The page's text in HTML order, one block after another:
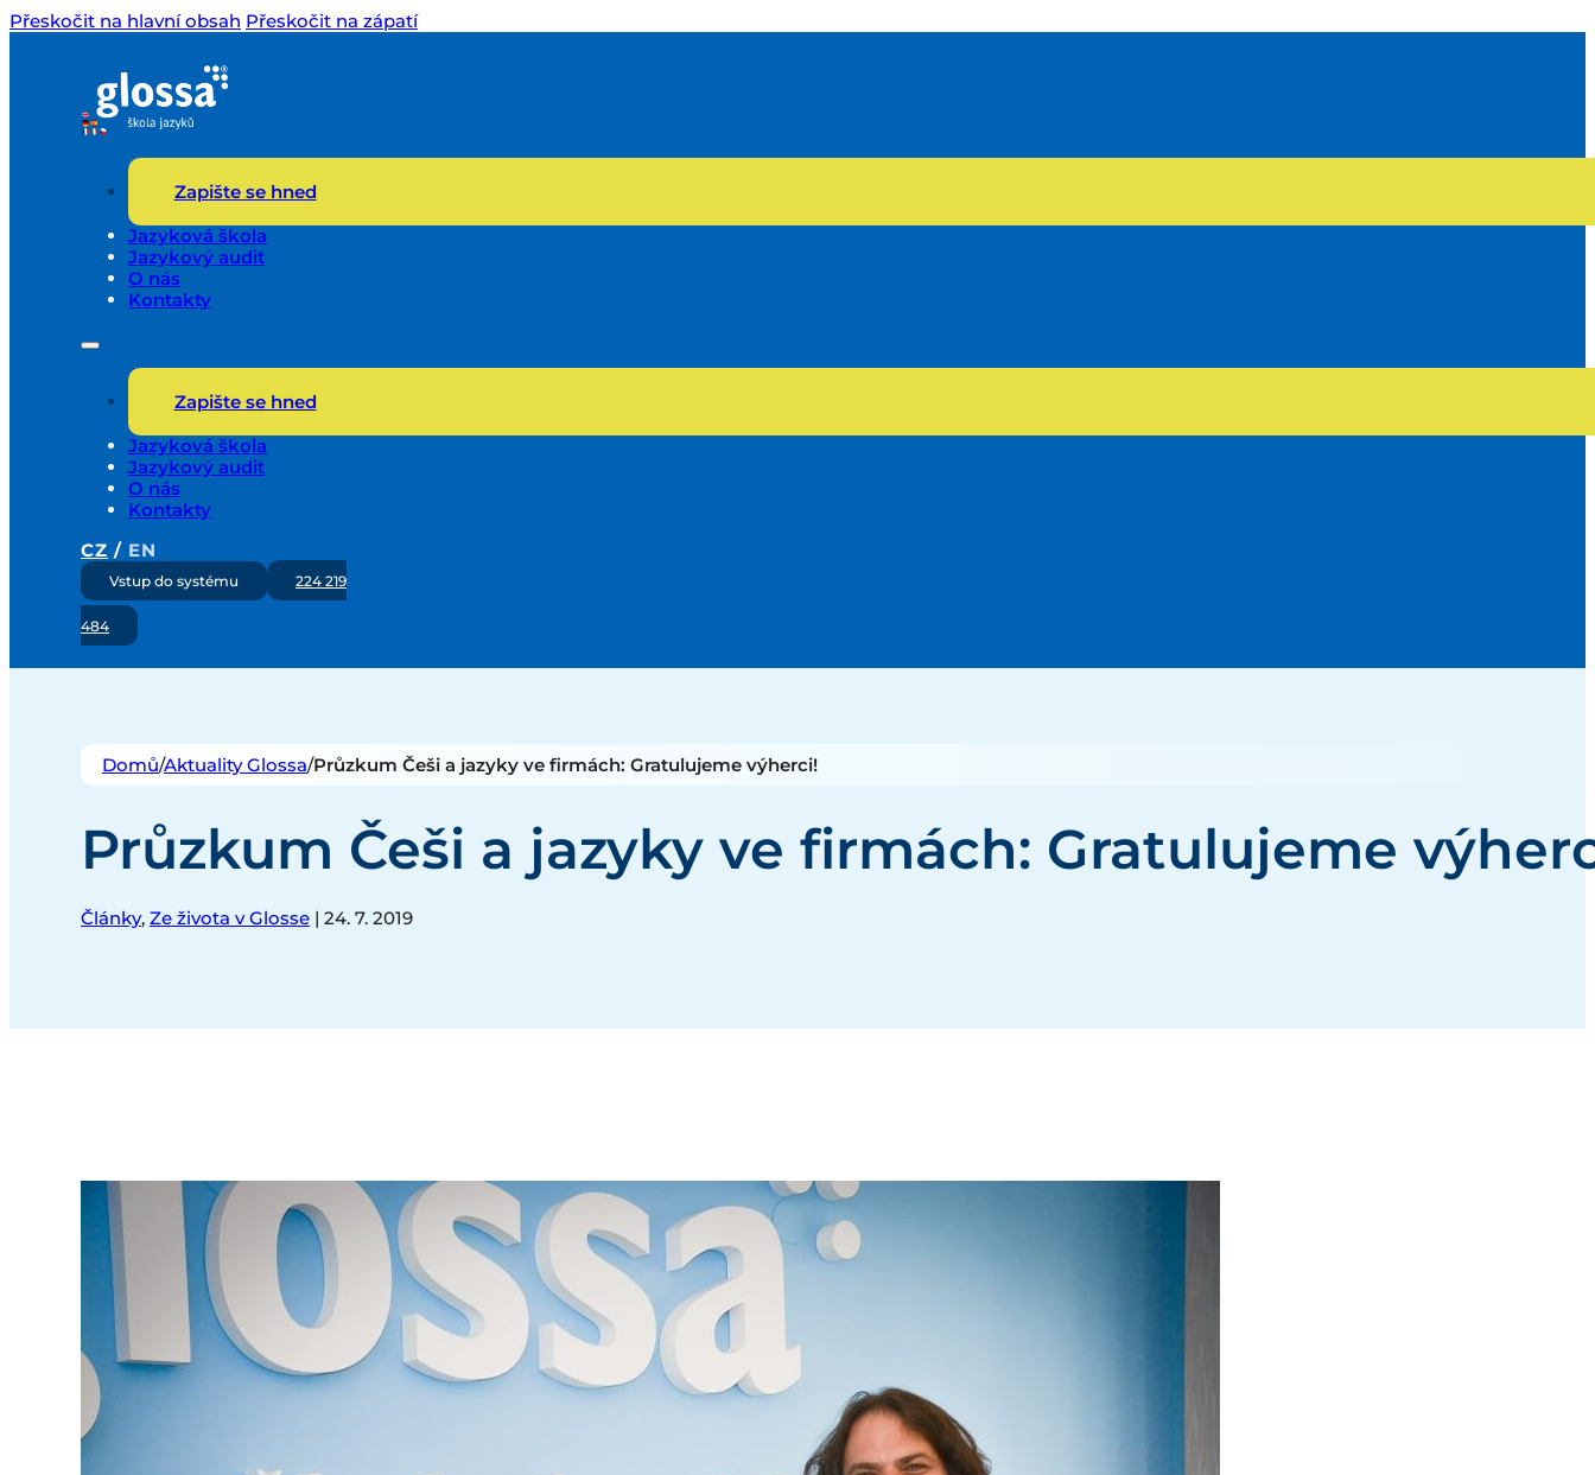
Přeskočit na hlavní obsah Přeskočit na zápatí
Zapište se hned
Jazyková škola
Jazykový audit
O nás
Kontakty
Zapište se hned
Jazyková škola
Jazykový audit
O nás
Kontakty
CZ / EN
Vstup do systému 224 219
484
Domů/Aktuality Glossa/Průzkum Češi a jazyky ve firmách: Gratulujeme výherci!
Průzkum Češi a jazyky ve firmách: Gratulujeme
Články, Ze života v Glosse | 24. 7. 2019